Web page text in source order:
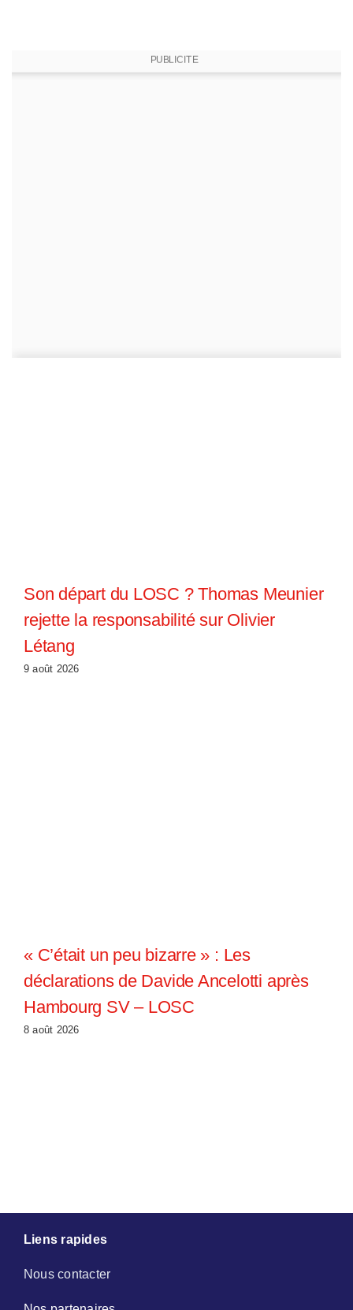
PUBLICITE
Son départ du LOSC ? Thomas Meunier
rejette la responsabilité sur Olivier
Létang
9 août 2026
« C’était un peu bizarre » : Les
déclarations de Davide Ancelotti après
Hambourg SV – LOSC
8 août 2026
Liens rapides
Nous contacter